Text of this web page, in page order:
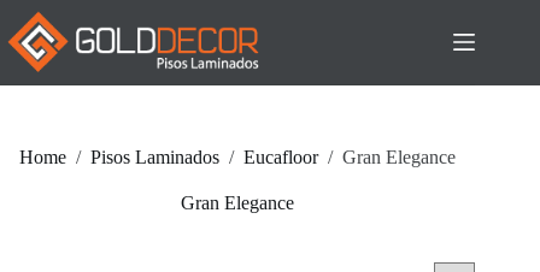
Pular
para
conteúdo
Home / Pisos Laminados / Eucafloor / Gran Elegance
Gran Elegance